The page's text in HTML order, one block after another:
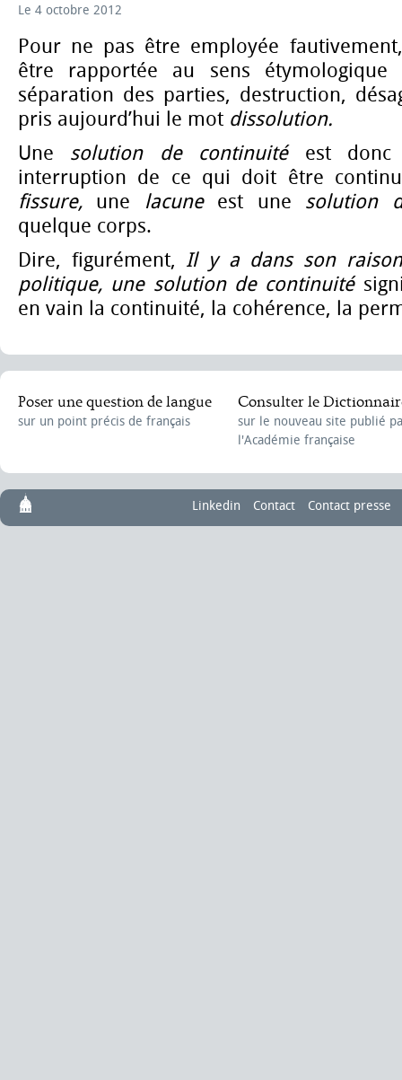
Le 4 octobre 2012
Pour ne pas être employée
être rapportée au sens
séparation des parties, destruction,
pris aujourd’hui le mot dissolution.
Une solution de continuité est
interruption de ce qui doit être
fissure, une lacune est une solution
quelque corps.
Dire, figurément, Il y a dans son
politique, une solution de continuité
en vain la continuité, la cohérence, la
Poser une question de langue
sur un point précis de français
Consulter le
sur le nouveau site publié
l'Académie française
Linkedin Contact Contact presse